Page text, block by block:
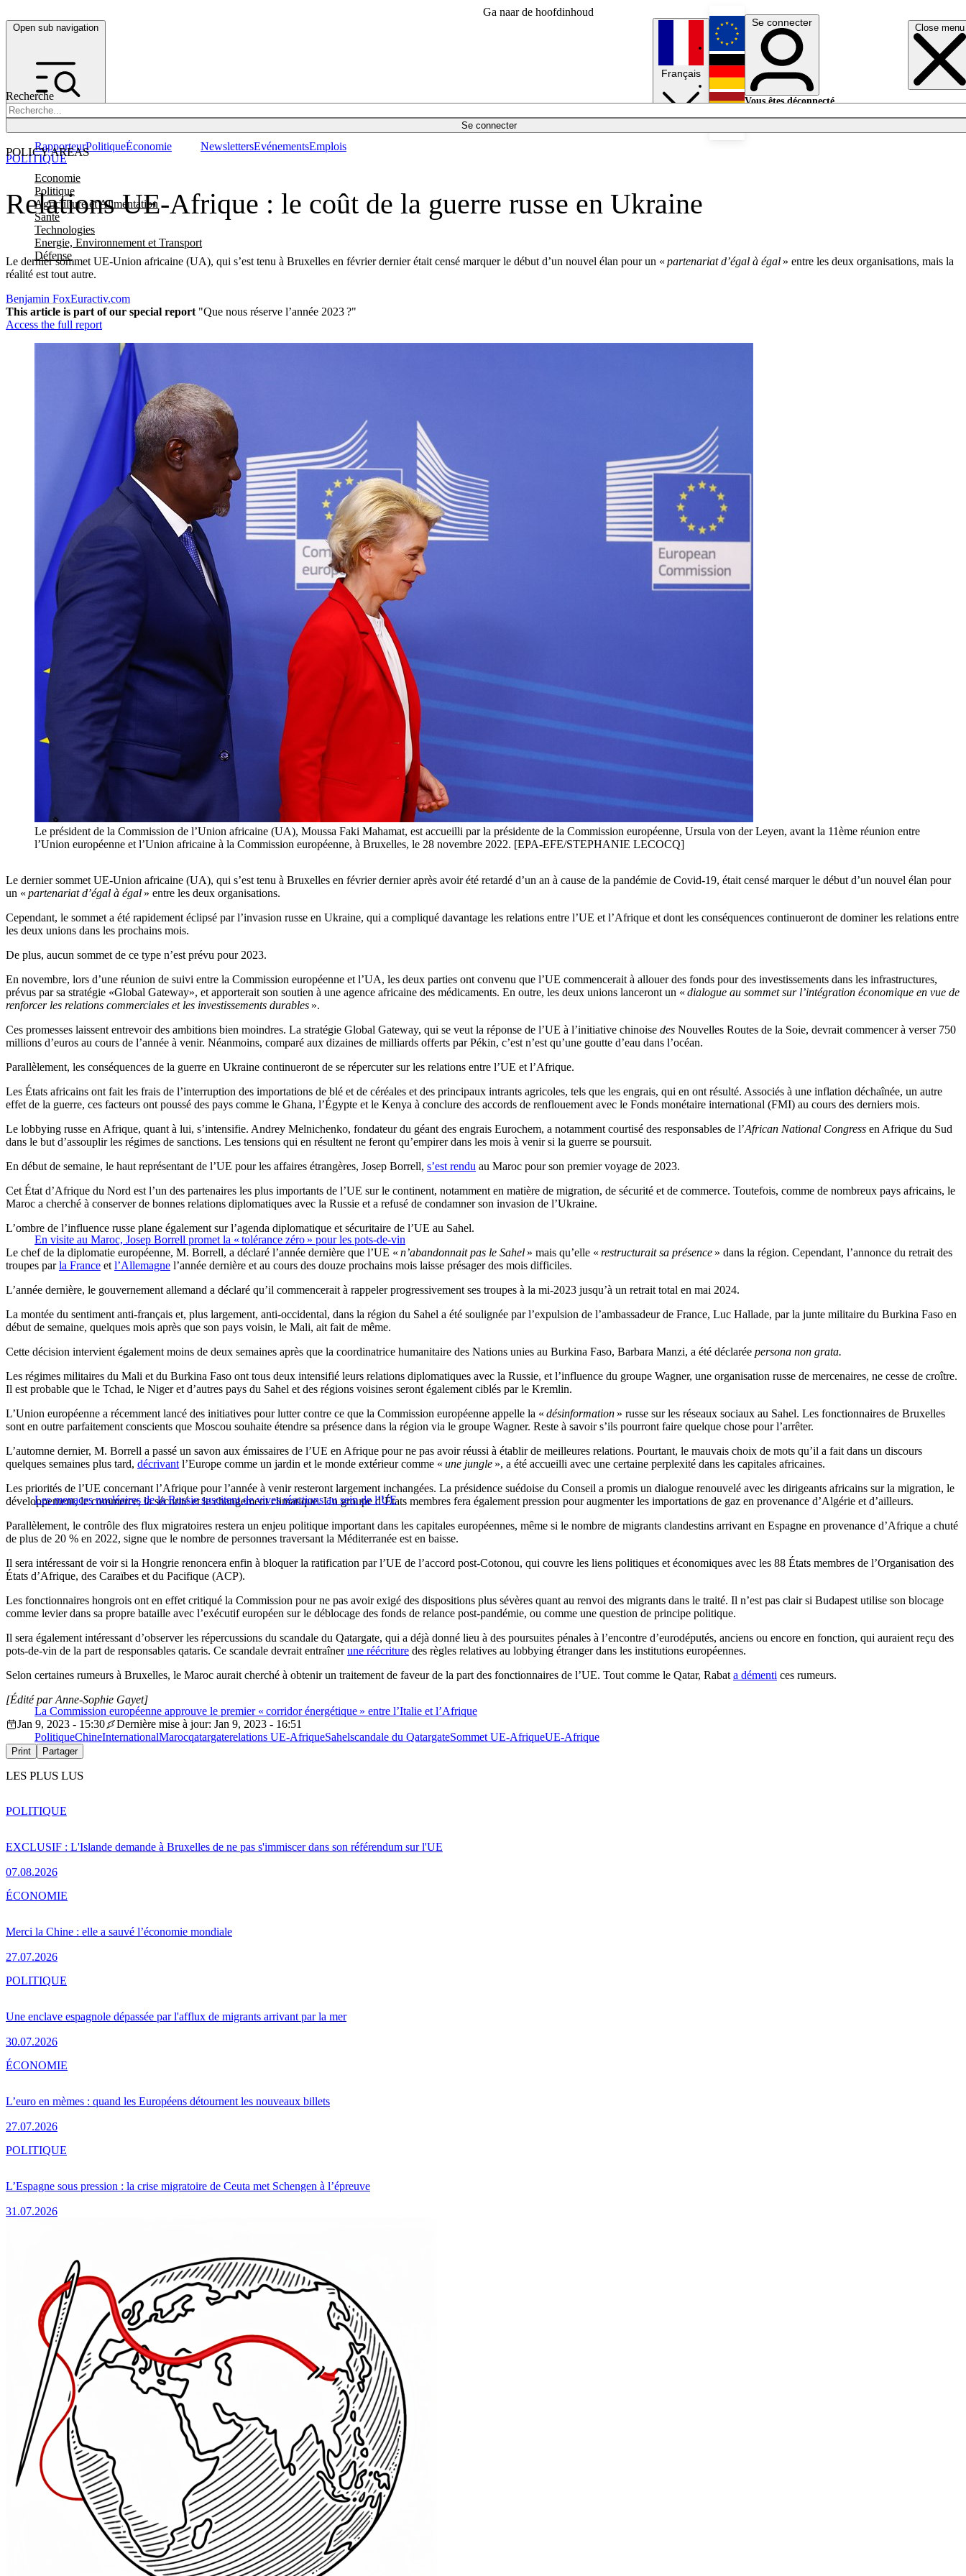
Ga naar de hoofdinhoud
Open sub navigation Close menu
Recherche
Se connecter
POLICY AREAS
Economie
Politique
Agriculture et Alimentation
Santé
Technologies
Energie, Environnement et Transport
Défense
RapporteurPolitiqueÉconomie NewslettersEvénementsEmplois
Français
English
Deutsch
Se connecter
Vous êtes déconnecté.
Relations UE-Afrique : le coût de la guerre russe en Ukraine
Le dernier sommet UE-Union africaine (UA), qui s’est tenu à Bruxelles en février dernier était censé marquer le début d’un nouvel élan pour un « partenariat d’égal à égal » entre les deux organisations, mais la
réalité est tout autre.
POLITIQUE
Benjamin FoxEuractiv.com
This article is part of our special report "Que nous réserve l’année 2023 ?"
Access the full report
Le président de la Commission de l’Union africaine (UA), Moussa Faki Mahamat, est accueilli par la présidente de la Commission européenne, Ursula von der Leyen, avant la 11ème réunion entre
l’Union européenne et l’Union africaine à la Commission européenne, à Bruxelles, le 28 novembre 2022. [EPA-EFE/STEPHANIE LECOCQ]
Le dernier sommet UE-Union africaine (UA), qui s’est tenu à Bruxelles en février dernier après avoir été retardé d’un an à cause de la pandémie de Covid-19, était censé marquer le début d’un nouvel élan pour
un « partenariat d’égal à égal » entre les deux organisations.
Cependant, le sommet a été rapidement éclipsé par l’invasion russe en Ukraine, qui a compliqué davantage les relations entre l’UE et l’Afrique et dont les conséquences continueront de dominer les relations entre
les deux unions dans les prochains mois.
De plus, aucun sommet de ce type n’est prévu pour 2023.
En novembre, lors d’une réunion de suivi entre la Commission européenne et l’UA, les deux parties ont convenu que l’UE commencerait à allouer des fonds pour des investissements dans les infrastructures,
prévus par sa stratégie «Global Gateway», et apporterait son soutien à une agence africaine des médicaments. En outre, les deux unions lanceront un « dialogue au sommet sur l’intégration économique en vue de
renforcer les relations commerciales et les investissements durables ».
Ces promesses laissent entrevoir des ambitions bien moindres. La stratégie Global Gateway, qui se veut la réponse de l’UE à l’initiative chinoise des Nouvelles Routes de la Soie, devrait commencer à verser 750
millions d’euros au cours de l’année à venir. Néanmoins, comparé aux dizaines de milliards offerts par Pékin, c’est n’est qu’une goutte d’eau dans l’océan.
Parallèlement, les conséquences de la guerre en Ukraine continueront de se répercuter sur les relations entre l’UE et l’Afrique.
Les États africains ont fait les frais de l’interruption des importations de blé et de céréales et des principaux intrants agricoles, tels que les engrais, qui en ont résulté. Associés à une inflation déchaînée, un autre
effet de la guerre, ces facteurs ont poussé des pays comme le Ghana, l’Égypte et le Kenya à conclure des accords de renflouement avec le Fonds monétaire international (FMI) au cours des derniers mois.
Le lobbying russe en Afrique, quant à lui, s’intensifie. Andrey Melnichenko, fondateur du géant des engrais Eurochem, a notamment courtisé des responsables de l’African National Congress en Afrique du Sud
dans le but d’assouplir les régimes de sanctions. Les tensions qui en résultent ne feront qu’empirer dans les mois à venir si la guerre se poursuit.
En début de semaine, le haut représentant de l’UE pour les affaires étrangères, Josep Borrell, s’est rendu au Maroc pour son premier voyage de 2023.
Cet État d’Afrique du Nord est l’un des partenaires les plus importants de l’UE sur le continent, notamment en matière de migration, de sécurité et de commerce. Toutefois, comme de nombreux pays africains, le
Maroc a cherché à conserver de bonnes relations diplomatiques avec la Russie et a refusé de condamner son invasion de l’Ukraine.
En visite au Maroc, Josep Borrell promet la « tolérance zéro » pour les pots-de-vin
L’ombre de l’influence russe plane également sur l’agenda diplomatique et sécuritaire de l’UE au Sahel.
Le chef de la diplomatie européenne, M. Borrell, a déclaré l’année dernière que l’UE « n’abandonnait pas le Sahel » mais qu’elle « restructurait sa présence » dans la région. Cependant, l’annonce du retrait des
troupes parla France et l’Allemagne l’année dernière et au cours des douze prochains mois laisse présager des mois difficiles.
L’année dernière, le gouvernement allemand a déclaré qu’il commencerait à rappeler progressivement ses troupes à la mi-2023 jusqu’à un retrait total en mai 2024.
La montée du sentiment anti-français et, plus largement, anti-occidental, dans la région du Sahel a été soulignée par l’expulsion de l’ambassadeur de France, Luc Hallade, par la junte militaire du Burkina Faso en
début de semaine, quelques mois après que son pays voisin, le Mali, ait fait de même.
Cette décision intervient également moins de deux semaines après que la coordinatrice humanitaire des Nations unies au Burkina Faso, Barbara Manzi, a été déclarée persona non grata.
Les régimes militaires du Mali et du Burkina Faso ont tous deux intensifié leurs relations diplomatiques avec la Russie, et l’influence du groupe Wagner, une organisation russe de mercenaires, ne cesse de croître.
Il est probable que le Tchad, le Niger et d’autres pays du Sahel et des régions voisines seront également ciblés par le Kremlin.
L’Union européenne a récemment lancé des initiatives pour lutter contre ce que la Commission européenne appelle la « désinformation » russe sur les réseaux sociaux au Sahel. Les fonctionnaires de Bruxelles
sont en outre parfaitement conscients que Moscou souhaite étendre sa présence dans la région via le groupe Wagner. Reste à savoir s’ils pourront faire quelque chose pour l’arrêter.
L’automne dernier, M. Borrell a passé un savon aux émissaires de l’UE en Afrique pour ne pas avoir réussi à établir de meilleures relations. Pourtant, le mauvais choix de mots qu’il a fait dans un discours
quelques semaines plus tard, décrivant l’Europe comme un jardin et le monde extérieur comme « une jungle », a été accueilli avec une certaine perplexité dans les capitales africaines.
Les menaces nucléaires de la Russie suscitent de vives réactions au sein de l’UE
Les priorités de l’UE concernant l’Afrique pour l’année à venir resteront largement inchangées. La présidence suédoise du Conseil a promis un dialogue renouvelé avec les dirigeants africains sur la migration, le
développement, le commerce, la sécurité et le changement climatique. Un groupe d’États membres fera également pression pour augmenter les importations de gaz en provenance d’Algérie et d’ailleurs.
Parallèlement, le contrôle des flux migratoires restera un enjeu politique important dans les capitales européennes, même si le nombre de migrants clandestins arrivant en Espagne en provenance d’Afrique a chuté
de plus de 20 % en 2022, signe que le nombre de personnes traversant la Méditerranée est en baisse.
Il sera intéressant de voir si la Hongrie renoncera enfin à bloquer la ratification par l’UE de l’accord post-Cotonou, qui couvre les liens politiques et économiques avec les 88 États membres de l’Organisation des
États d’Afrique, des Caraïbes et du Pacifique (ACP).
Les fonctionnaires hongrois ont en effet critiqué la Commission pour ne pas avoir exigé des dispositions plus sévères quant au renvoi des migrants dans le traité. Il n’est pas clair si Budapest utilise son blocage
comme levier dans sa propre bataille avec l’exécutif européen sur le déblocage des fonds de relance post-pandémie, ou comme une question de principe politique.
Il sera également intéressant d’observer les répercussions du scandale du Qatargate, qui a déjà donné lieu à des poursuites pénales à l’encontre d’eurodéputés, anciens ou encore en fonction, qui auraient reçu des
pots-de-vin de la part de responsables qataris. Ce scandale devrait entraînerune réécriture des règles relatives au lobbying étranger dans les institutions européennes.
Selon certaines rumeurs à Bruxelles, le Maroc aurait cherché à obtenir un traitement de faveur de la part des fonctionnaires de l’UE. Tout comme le Qatar, Rabat a démenti ces rumeurs.
La Commission européenne approuve le premier « corridor énergétique » entre l’Italie et l’Afrique
[Édité par Anne-Sophie Gayet]
Jan 9, 2023 - 15:30
Dernière mise à jour: Jan 9, 2023 - 16:51
PolitiqueChineInternationalMarocqatargaterelations UE-AfriqueSahelscandale du QatargateSommet UE-AfriqueUE-Afrique
Print Partager
LES PLUS LUS
EXCLUSIF : L'Islande demande à Bruxelles de ne pas s'immiscer dans son référendum sur l'UE
07.08.2026
POLITIQUE
Merci la Chine : elle a sauvé l’économie mondiale
27.07.2026
ÉCONOMIE
Une enclave espagnole dépassée par l'afflux de migrants arrivant par la mer
30.07.2026
POLITIQUE
L’euro en mèmes : quand les Européens détournent les nouveaux billets
27.07.2026
ÉCONOMIE
L’Espagne sous pression : la crise migratoire de Ceuta met Schengen à l’épreuve
31.07.2026
POLITIQUE